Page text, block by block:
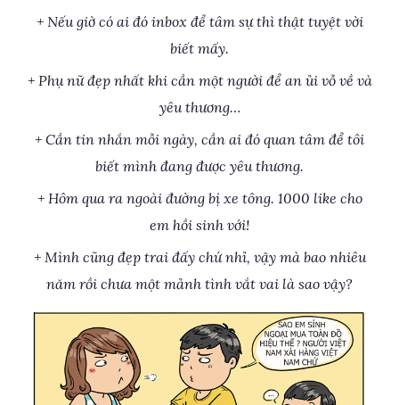
+ Nếu giờ có ai đó inbox để tâm sự thì thật tuyệt vời
biết mấy.
+ Phụ nữ đẹp nhất khi cần một người để an ủi vỗ về và
yêu thương…
+ Cần tin nhắn mỗi ngày, cần ai đó quan tâm để tôi
biết mình đang được yêu thương.
+ Hôm qua ra ngoài đường bị xe tông. 1000 like cho
em hồi sinh với!
+ Mình cũng đẹp trai đấy chứ nhỉ, vậy mà bao nhiêu
năm rồi chưa một mảnh tình vắt vai là sao vậy?